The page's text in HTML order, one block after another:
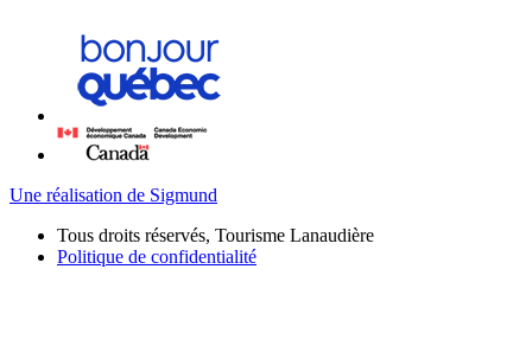
Une réalisation de Sigmund
Tous droits réservés, Tourisme Lanaudière
Politique de confidentialité